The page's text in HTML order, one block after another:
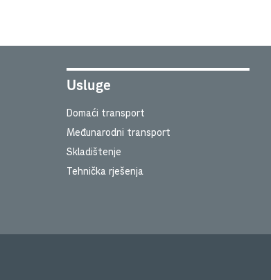
Usluge
Domaći transport
Međunarodni transport
Skladištenje
Tehnička rješenja